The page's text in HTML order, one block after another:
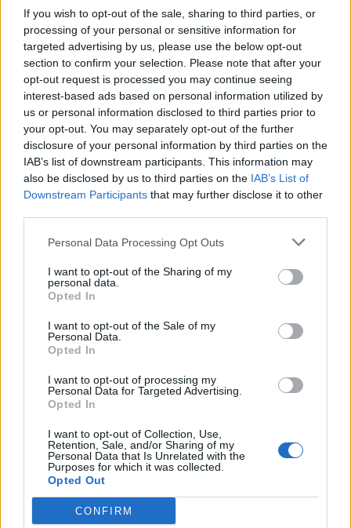
If you wish to opt-out of the sale, sharing to third parties, or
processing of your personal or sensitive information for
targeted advertising by us, please use the below opt-out
section to confirm your selection. Please note that after your
opt-out request is processed you may continue seeing
interest-based ads based on personal information utilized by
us or personal information disclosed to third parties prior to
your opt-out. You may separately opt-out of the further
disclosure of your personal information by third parties on the
IAB’s list of downstream participants. This information may
also be disclosed by us to third parties on the IAB’s List of
Downstream Participants that may further disclose it to other
Personal Data Processing Opt Outs
I want to opt-out of the Sharing of my
personal data.
Opted In
I want to opt-out of the Sale of my
Personal Data.
Opted In
I want to opt-out of processing my
Personal Data for Targeted Advertising.
Opted In
I want to opt-out of Collection, Use,
Retention, Sale, and/or Sharing of my
Personal Data that Is Unrelated with the
Purposes for which it was collected.
Opted Out
CONFIRM